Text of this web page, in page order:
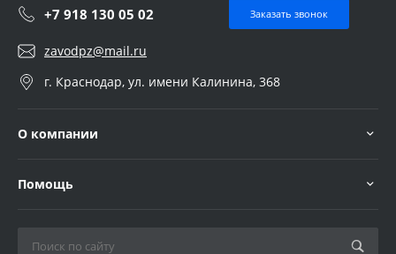
+7 918 130 05 02 Заказать звонок
zavodpz@mail.ru
г. Краснодар, ул. имени Калинина, 368
О компании
Помощь